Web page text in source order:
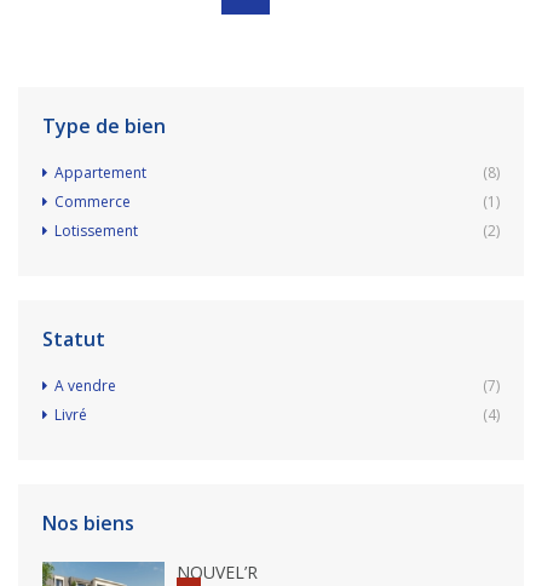
Type de bien
Appartement
(8)
Commerce
(1)
Lotissement
(2)
Statut
A vendre
(7)
Livré
(4)
Nos biens
NOUVEL’R